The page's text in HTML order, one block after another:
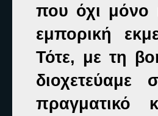
που όχι μόνο
εμπορική
Τότε, με τη
διοχετεύαμε
πραγματικό